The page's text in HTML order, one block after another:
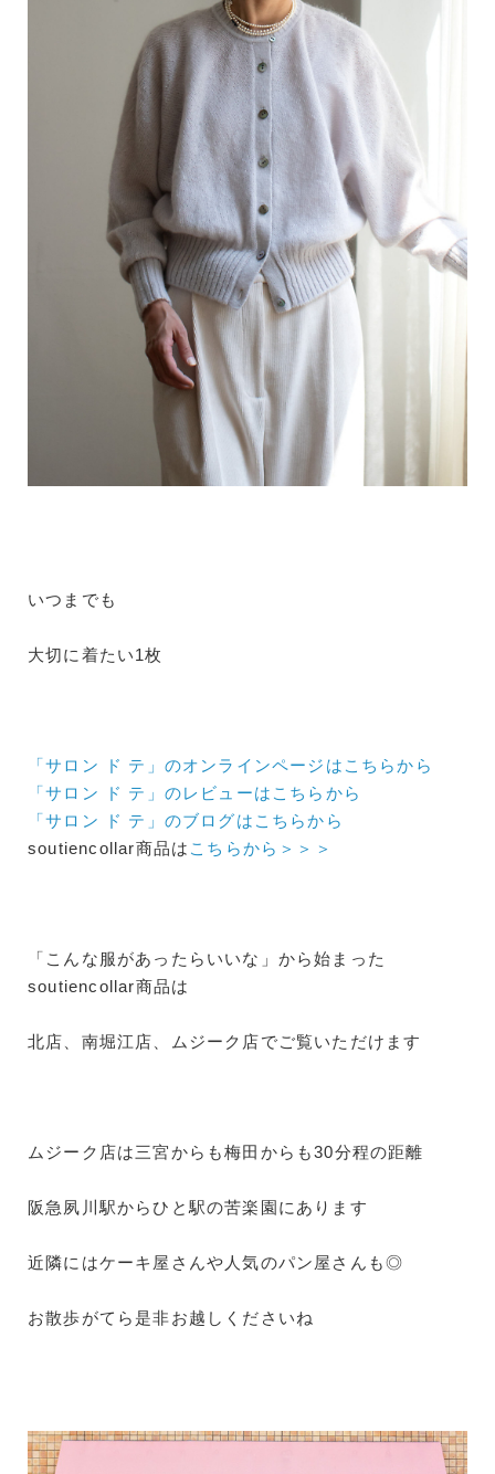
いつまでも
大切に着たい1枚
「サロン ド テ」のオンラインページはこちらから
「サロン ド テ」のレビューはこちらから
「サロン ド テ」のブログはこちらから
soutiencollar商品は こちらから＞＞＞
「こんな服があったらいいな」から始まった
soutiencollar商品は
北店、南堀江店、ムジーク店でご覧いただけます
ムジーク店は三宮からも梅田からも30分程の距離
阪急夙川駅からひと駅の苦楽園にあります
近隣にはケーキ屋さんや人気のパン屋さんも◎
お散歩がてら是非お越しくださいね